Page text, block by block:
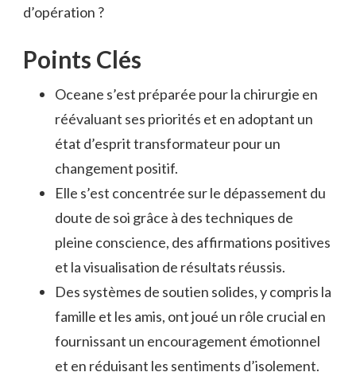
d’opération ?
Points Clés
Oceane s’est préparée pour la chirurgie en
réévaluant ses priorités et en adoptant un
état d’esprit transformateur pour un
changement positif.
Elle s’est concentrée sur le dépassement du
doute de soi grâce à des techniques de
pleine conscience, des affirmations positives
et la visualisation de résultats réussis.
Des systèmes de soutien solides, y compris la
famille et les amis, ont joué un rôle crucial en
fournissant un encouragement émotionnel
et en réduisant les sentiments d’isolement.